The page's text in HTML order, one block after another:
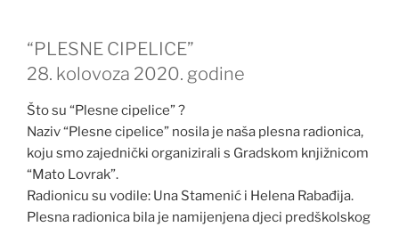
“PLESNE CIPELICE”
28. kolovoza 2020. godine
Što su “Plesne cipelice” ?
Naziv “Plesne cipelice” nosila je naša plesna radionica,
koju smo zajednički organizirali s Gradskom knjižnicom
“Mato Lovrak”.
Radionicu su vodile: Una Stamenić i Helena Rabađija.
Plesna radionica bila je namijenjena djeci predškolskog